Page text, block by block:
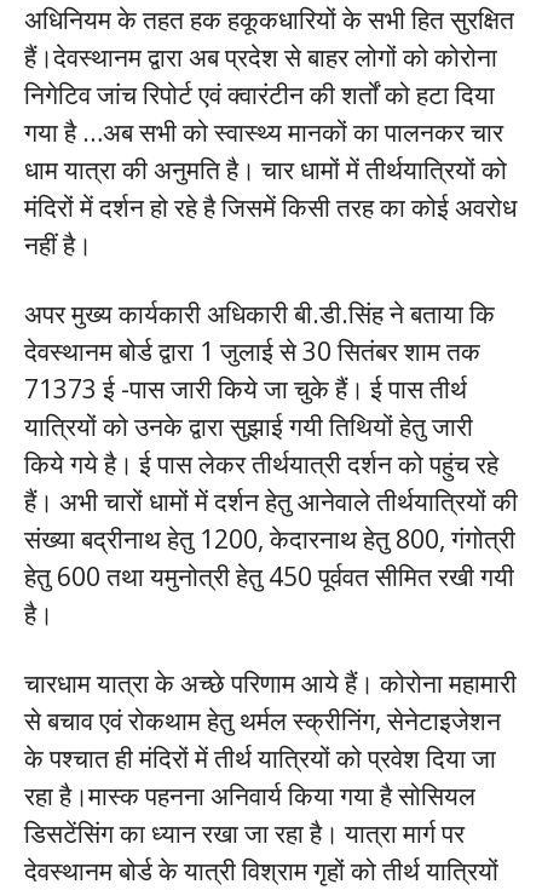
अधिनियम के तहत हक हकूकधारियों के सभी हित सुरक्षित
हैं।देवस्थानम द्वारा अब प्रदेश से बाहर लोगों को कोरोना
निगेटिव जांच रिपोर्ट एवं क्वारंटीन की शर्तों को हटा दिया
गया है …अब सभी को स्वास्थ्य मानकों का पालनकर चार
धाम यात्रा की अनुमति है। चार धामों में तीर्थयात्रियों को
मंदिरों में दर्शन हो रहे है जिसमें किसी तरह का कोई अवरोध
नहीं है।
अपर मुख्य कार्यकारी अधिकारी बी.डी.सिंह ने बताया कि
देवस्थानम बोर्ड द्वारा 1 जुलाई से 30 सितंबर शाम तक
71373 ई -पास जारी किये जा चुके हैं। ई पास तीर्थ
यात्रियों को उनके द्वारा सुझाई गयी तिथियों हेतु जारी
किये गये है। ई पास लेकर तीर्थयात्री दर्शन को पहुंच रहे
हैं। अभी चारों धामों में दर्शन हेतु आनेवाले तीर्थयात्रियों की
संख्या बद्रीनाथ हेतु 1200, केदारनाथ हेतु 800, गंगोत्री
हेतु 600 तथा यमुनोत्री हेतु 450 पूर्ववत सीमित रखी गयी
है।
चारधाम यात्रा के अच्छे परिणाम आये हैं। कोरोना महामारी
से बचाव एवं रोकथाम हेतु थर्मल स्क्रीनिंग, सेनेटाइजेशन
के पश्चात ही मंदिरों में तीर्थ यात्रियों को प्रवेश दिया जा
रहा है।मास्क पहनना अनिवार्य किया गया है सोसियल
डिसटेंसिंग का ध्यान रखा जा रहा है। यात्रा मार्ग पर
देवस्थानम बोर्ड के यात्री विश्राम गृहों को तीर्थ यात्रियों